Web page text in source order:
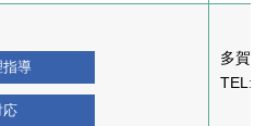
指導
応
多賀
TEL: